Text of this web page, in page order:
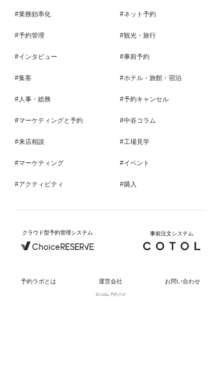
業務効率化 ネット予約
予約管理 観光・旅行
インタビュー 事前予約
集客 ホテル・旅館・宿泊
人事・総務 予約キャンセル
マーケティングと予約 中谷コラム
来店相談 工場見学
マーケティング イベント
アクティビティ 購入
クラウド型予約管理システム 事前注文システム
予約ラボとは 運営会社 お問い合わせ
(C) 2014 予約ラボ